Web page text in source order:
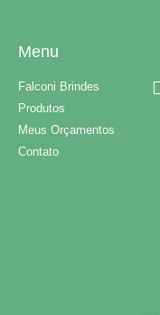
Menu
Falconi Brindes
Produtos
Meus Orçamentos
Contato